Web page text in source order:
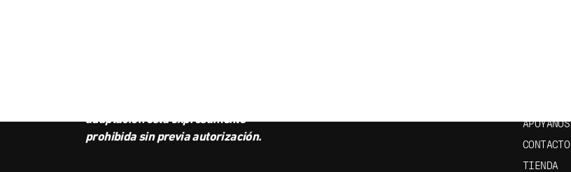
adaptación está expresamente
prohibida sin previa autorización.
APÓYANOS
CONTACTO
TIENDA